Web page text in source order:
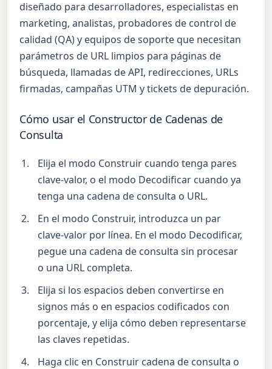
diseñado para desarrolladores, especialistas en
marketing, analistas, probadores de control de
calidad (QA) y equipos de soporte que necesitan
parámetros de URL limpios para páginas de
búsqueda, llamadas de API, redirecciones, URLs
firmadas, campañas UTM y tickets de depuración.
Cómo usar el Constructor de Cadenas de
Consulta
Elija el modo Construir cuando tenga pares
clave-valor, o el modo Decodificar cuando ya
tenga una cadena de consulta o URL.
En el modo Construir, introduzca un par
clave-valor por línea. En el modo Decodificar,
pegue una cadena de consulta sin procesar
o una URL completa.
Elija si los espacios deben convertirse en
signos más o en espacios codificados con
porcentaje, y elija cómo deben representarse
las claves repetidas.
Haga clic en Construir cadena de consulta o